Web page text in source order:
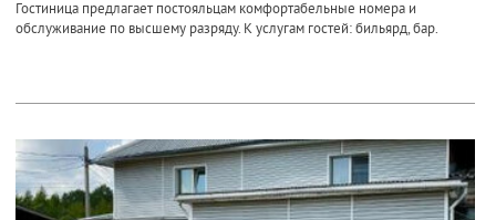
Гостиница предлагает постояльцам комфортабельные номера и
обслуживание по высшему разряду. К услугам гостей: бильярд, бар.